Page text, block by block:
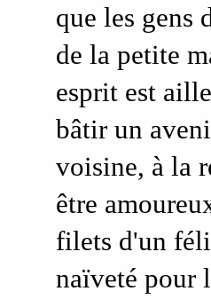
que les gens
de la petite
esprit est
bâtir un
voisine, à la
être
filets d'un
naïveté pour